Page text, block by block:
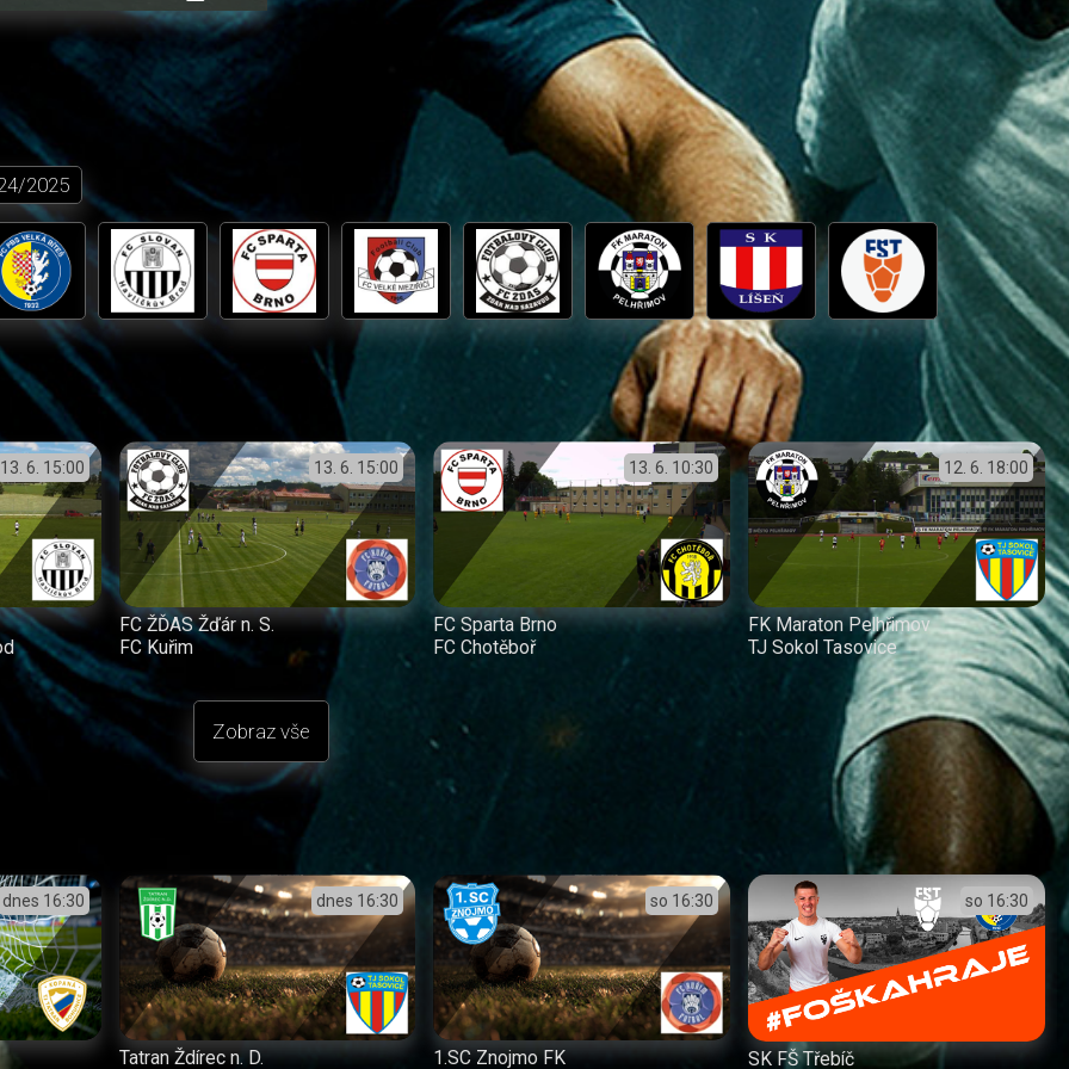
přehráváníin-
Picture
obrazovka
2025
13. 6. 15:00 13. 6. 15:00
FC ŽĎAS Žďár n. S.
FC Kuřim
13. 6. 10:30
FC Sparta Brno
FC Chotěboř
12. 6. 18:00
FK Maraton Pelhřimov
TJ Sokol Tasovice
Zobraz vše
dnes 16:30 dnes 16:30
Tatran Ždírec n. D.
so 16:30
1.SC Znojmo FK
so 16:30
SK FŠ Třebíč